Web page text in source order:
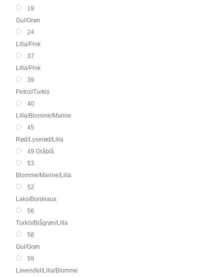
19
Gul/Grøn
24
Lilla/Pink
37
Lilla/Pink
39
Petrol/Turkis
40
Lilla/Blomme/Marine
45
Rød/Lyserød/Lilla
49 Gråblå
53
Blomme/Marine/Lilla
52
Laks/Bordeaux
56
Turkis/Blågrøn/Lilla
58
Gul/Grøn
59
Lavendel/Lilla/Blomme